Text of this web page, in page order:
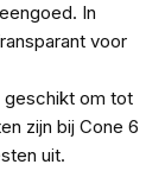
In
voor
geschikt om tot
zijn bij Cone 6
uit.